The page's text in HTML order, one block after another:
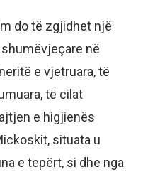
do të zgjidhet një
në
e vjetruara, të
të cilat
e higjienës
situata u
e tepërt, si dhe nga